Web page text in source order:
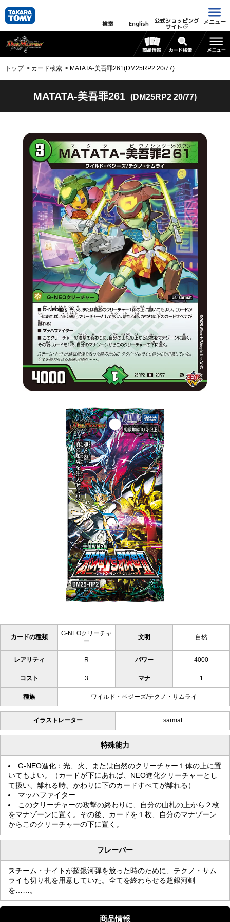
検索 English 公式ショッピング
サイト
メニュー
トップ カード検索 MATATA-美吾罪261(DM25RP2 20/77)
MATATA-美吾罪261 (DM25RP2 20/77)
カードの種類
G-NEOクリーチャ
ー
文明 自然
レアリティ R パワー 4000
コスト 3 マナ 1
種族 ワイルド・ベジーズ/テクノ・サムライ
イラストレーター sarmat
特殊能力
G-NEO進化：光、火、または自然のクリーチャー１体の上に置
いてもよい。（カードが下にあれば、NEO進化クリーチャーとし
て扱い、離れる時、かわりに下のカードすべてが離れる）
マッハファイター
このクリーチャーの攻撃の終わりに、自分の山札の上から２枚
をマナゾーンに置く。その後、カードを１枚、自分のマナゾーン
からこのクリーチャーの下に置く。
フレーバー
スチーム・ナイトが超銀河弾を放った時のために、テクノ・サム
ライも切り札を用意していた。全てを終わらせる超銀河剣
を……。
商品情報